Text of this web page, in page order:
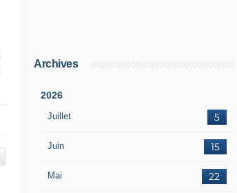
Archives
2026
Juillet 5
Juin 15
Mai 22